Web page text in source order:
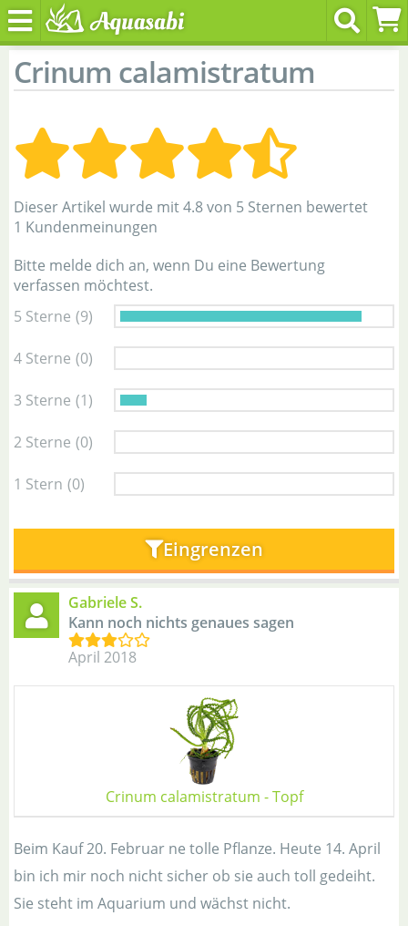
Crinum calamistratum
Dieser Artikel wurde mit 4.8 von 5 Sternen bewertet
1 Kundenmeinungen
Bitte melde dich an, wenn Du eine Bewertung
verfassen möchtest.
5 Sterne (9)
4 Sterne (0)
3 Sterne (1)
2 Sterne (0)
1 Stern (0)
Eingrenzen
Gabriele S.
Kann noch nichts genaues sagen
April 2018
Crinum calamistratum - Topf
Beim Kauf 20. Februar ne tolle Pflanze. Heute 14. April
bin ich mir noch nicht sicher ob sie auch toll gedeiht.
Sie steht im Aquarium und wächst nicht.